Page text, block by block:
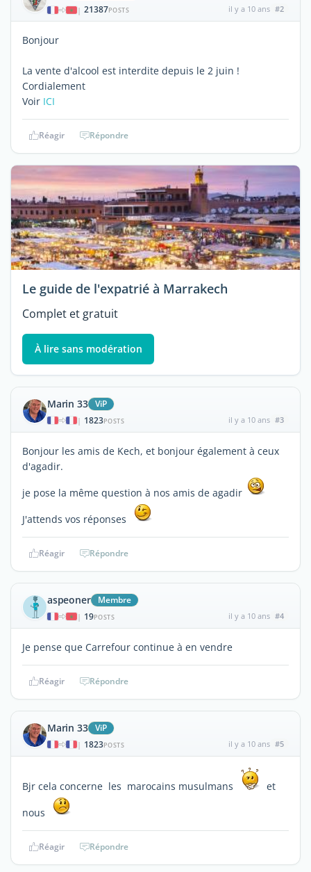
| 21387POSTS il y a 10 ans #2
Bonjour
La vente d'alcool est interdite depuis le 2 juin !
Cordialement
Voir ICI
Réagir Répondre
Le guide de l'expatrié à Marrakech
Complet et gratuit
À lire sans modération
Marin 33 ViP
| 1823POSTS il y a 10 ans #3
Bonjour les amis de Kech, et bonjour également à ceux
d'agadir.
je pose la même question à nos amis de agadir
J'attends vos réponses
Réagir Répondre
aspeoner Membre
| 19POSTS il y a 10 ans #4
Je pense que Carrefour continue à en vendre
Réagir Répondre
Marin 33 ViP
| 1823POSTS il y a 10 ans #5
Bjr cela concerne les marocains musulmans
et
nous
Réagir Répondre